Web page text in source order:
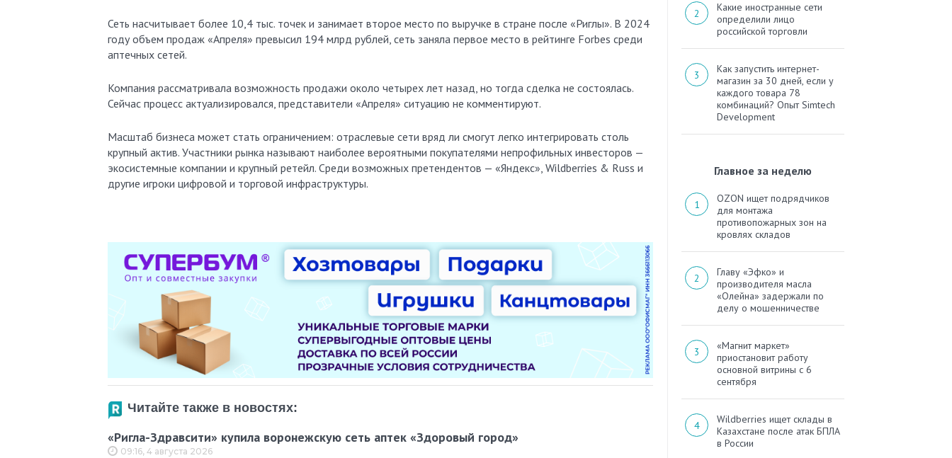
Сеть насчитывает более 10,4 тыс. точек и занимает второе место по выручке в стране после «Риглы». В 2024
году объем продаж «Апреля» превысил 194 млрд рублей, сеть заняла первое место в рейтинге Forbes среди
аптечных сетей.
Компания рассматривала возможность продажи около четырех лет назад, но тогда сделка не состоялась.
Сейчас процесс актуализировался, представители «Апреля» ситуацию не комментируют.
Масштаб бизнеса может стать ограничением: отраслевые сети вряд ли смогут легко интегрировать столь
крупный актив. Участники рынка называют наиболее вероятными покупателями непрофильных инвесторов —
экосистемные компании и крупный ретейл. Среди возможных претендентов — «Яндекс», Wildberries & Russ и
другие игроки цифровой и торговой инфраструктуры.
Читайте также в новостях:
«Ригла-Здравсити» купила воронежскую сеть аптек «Здоровый город»
09:16, 4 августа 2026
Какие иностранные сети
определили лицо
российской торговли
Как запустить интернет-
магазин за 30 дней, если у
каждого товара 78
комбинаций? Опыт Simtech
Development
Главное за неделю
OZON ищет подрядчиков
для монтажа
противопожарных зон на
кровлях складов
Главу «Эфко» и
производителя масла
«Олейна» задержали по
делу о мошенничестве
«Магнит маркет»
приостановит работу
основной витрины с 6
сентября
Wildberries ищет склады в
Казахстане после атак БПЛА
в России